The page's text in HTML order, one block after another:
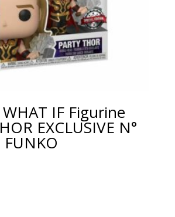
WHAT IF Figurine
EXCLUSIVE N°